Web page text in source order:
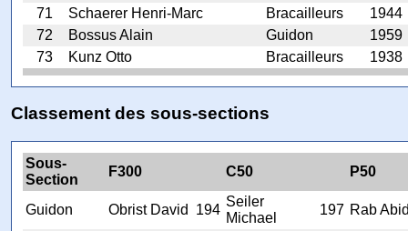
71
Schaerer Henri-Marc Bracailleurs
1944
72
Bossus Alain Guidon
1959
73
Kunz Otto Bracailleurs 1938
Classement des sous-sections
Sous-
Section
F300 C50 P50
Guidon Obrist David 194
Seiler
Michael
197 Rab